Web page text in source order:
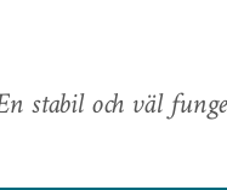
stabil och väl